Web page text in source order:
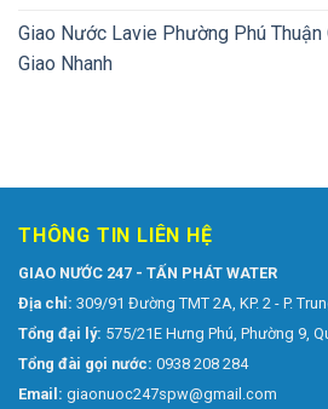
Giao Nước Lavie Phường Phú Thuận
Giao Nhanh
THÔNG TIN LIÊN HỆ
GIAO NƯỚC 247 - TẤN PHÁT WATER
Địa chỉ: 309/91 Đường TMT 2A, KP. 2 - P.
Tổng đại lý: 575/21E Hưng Phú, Phường 9,
Tổng đài gọi nước: 0938 208 284
Email: giaonuoc247spw@gmail.com